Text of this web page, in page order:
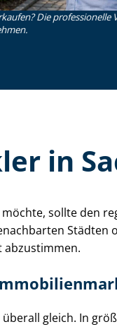
Die professionelle
in
sollte den
abzustimmen.
gleich. In